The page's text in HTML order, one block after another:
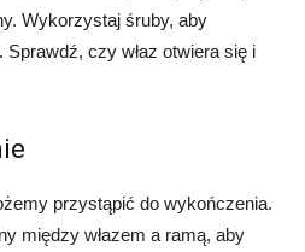
Wykorzystaj śruby, aby
czy właz otwiera się i
przystąpić do wykończenia.
między włazem a ramą, aby